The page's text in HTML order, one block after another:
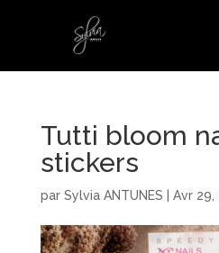
Tutti bloom
stickers
par Sylvia ANTUNES Avr 29,